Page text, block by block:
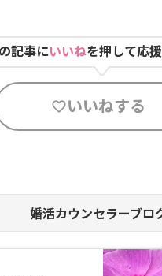
記事にいいねを押して応
いいねする
婚活カウンセラーブロ